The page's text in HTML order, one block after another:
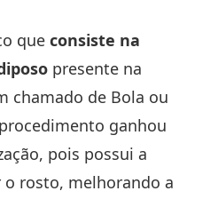
que consiste na
presente na
chamado de Bola ou
ganhou
pois possui a
rosto, melhorando a